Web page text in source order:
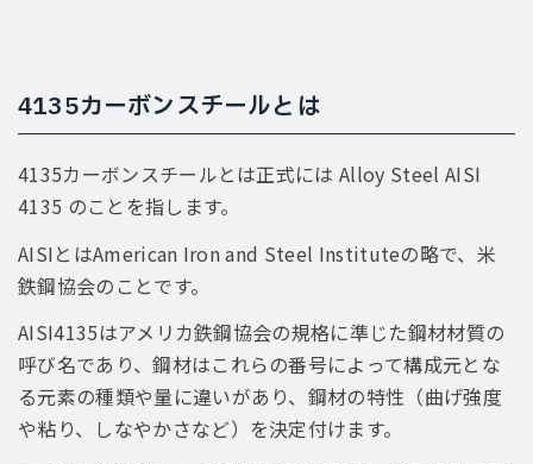
4135カーボンスチールとは
4135カーボンスチールとは正式には Alloy Steel AISI
4135 のことを指します。
AISIとはAmerican Iron and Steel Instituteの略で、米
鉄鋼協会のことです。
AISI4135はアメリカ鉄鋼協会の規格に準じた鋼材材質の
呼び名であり、鋼材はこれらの番号によって構成元とな
る元素の種類や量に違いがあり、鋼材の特性（曲げ強度
や粘り、しなやかさなど）を決定付けます。